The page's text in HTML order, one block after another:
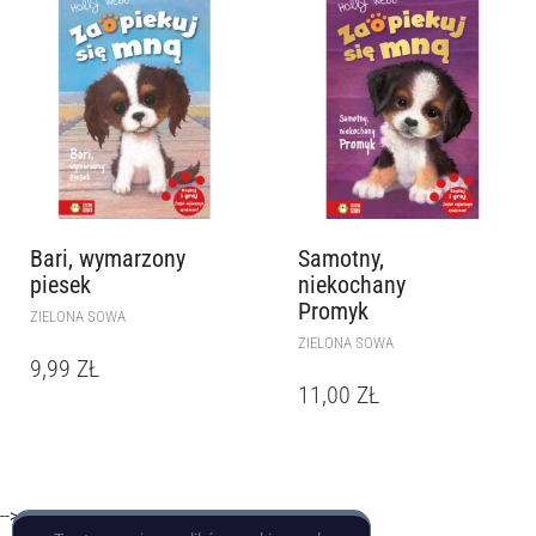
Bari, wymarzony
piesek
ZIELONA SOWA
9,99 ZŁ
Samotny,
niekochany
Promyk
ZIELONA SOWA
11,00 ZŁ
-->